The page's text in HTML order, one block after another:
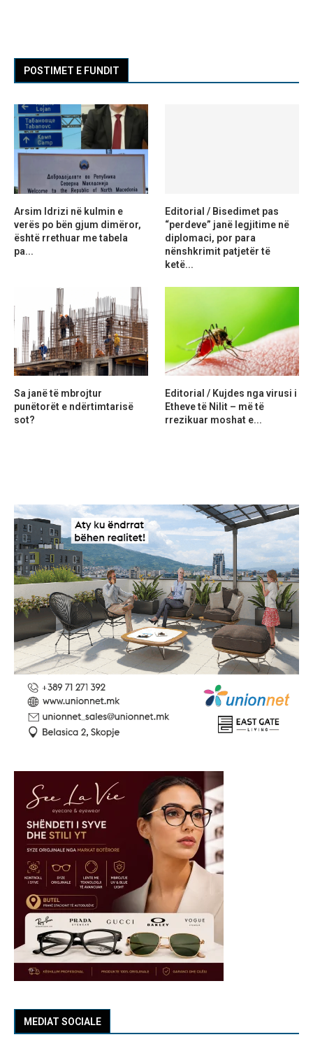
MEDIAT SOCIALE
POSTIMET E FUNDIT
Arsim Idrizi në kulmin e
verës po bën gjum dimëror,
është rrethuar me tabela
pa...
Editorial / Bisedimet pas
“perdeve” janë legjitime në
diplomaci, por para
nënshkrimit patjetër të
ketë...
Sa janë të mbrojtur
punëtorët e ndërtimtarisë
sot?
Editorial / Kujdes nga virusi i
Etheve të Nilit – më të
rrezikuar moshat e...